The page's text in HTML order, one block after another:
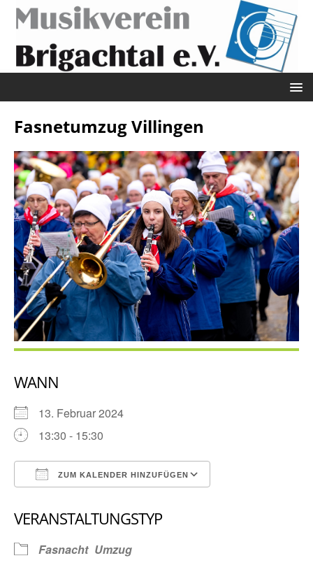
Fasnetumzug Villingen
WANN
13. Februar 2024
13:30 - 15:30
ZUM KALENDER HINZUFÜGEN
VERANSTALTUNGSTYP
Fasnacht Umzug